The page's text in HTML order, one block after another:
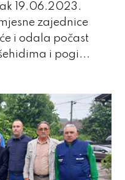
19.06.2023.
zajednice
i odala počast
i pogi...